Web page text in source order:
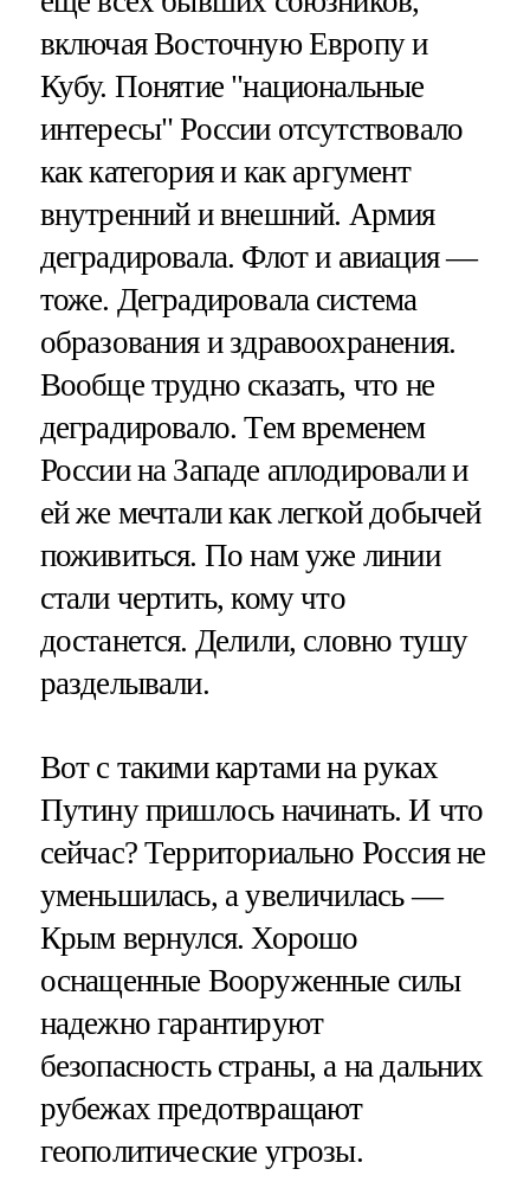
включая Восточную Европу и
Кубу. Понятие "национальные
интересы" России отсутствовало
как категория и как аргумент
внутренний и внешний. Армия
деградировала. Флот и авиация —
тоже. Деградировала система
образования и здравоохранения.
Вообще трудно сказать, что не
деградировало. Тем временем
России на Западе аплодировали и
ей же мечтали как легкой добычей
поживиться. По нам уже линии
стали чертить, кому что
достанется. Делили, словно тушу
разделывали.
Вот с такими картами на руках
Путину пришлось начинать. И что
сейчас? Территориально Россия не
уменьшилась, а увеличилась —
Крым вернулся. Хорошо
оснащенные Вооруженные силы
надежно гарантируют
безопасность страны, а на дальних
рубежах предотвращают
геополитические угрозы.